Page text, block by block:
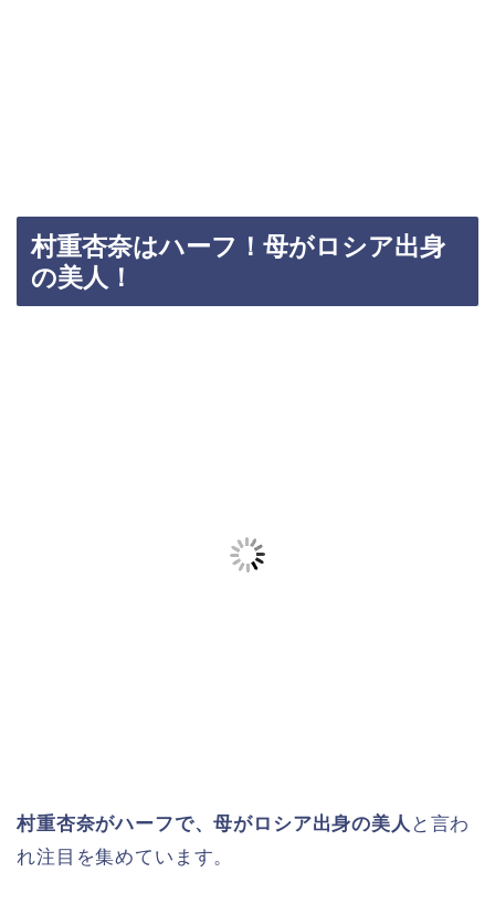
村重杏奈はハーフ！母がロシア出身
の美人！
村重杏奈がハーフで、母がロシア出身の美人 と言わ
れ注目を集めています。